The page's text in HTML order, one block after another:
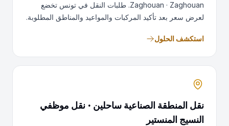
Zaghouan · Zaghouan. طلبات النقل في تونس تخضع
لعرض سعر بعد تأكيد المركبات والمواعيد والمناطق المطلوبة.
استكشف الحلول
نقل المنطقة الصناعية ساحلين · نقل موظفي
النسيج المنستير